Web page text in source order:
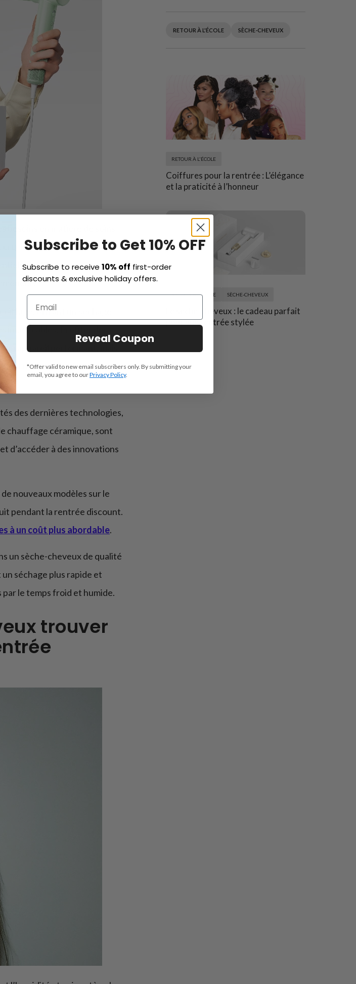
en matière de soins
crucial d’investir dans certains
et utilisés
offrant un séchage
Profiter des
appareil performant, mais
une excellente
des dernières technologies,
chauffage céramique, sont
d’accéder à des innovations
de nouveaux modèles sur le
pendant la rentrée discount.
à un coût plus abordable.
un sèche-cheveux de qualité
séchage plus rapide et
le temps froid et humide.
trouver
RETOUR À L'ÉCOLE SÈCHE-CHEVEUX
RETOUR À L'ÉCOLE
Coiffures pour la rentrée : L’élégance
et la praticité à l’honneur
RETOUR À L'ÉCOLE SÈCHE-CHEVEUX
Le sèche-cheveux : le cadeau parfait
pour une rentrée stylée
Subscribe to Get 10% OFF
Subscribe to receive 10% off first-order
discounts & exclusive holiday offers.
Reveal Coupon
*Offer valid to new email subscribers only. By submitting your
email, you agree to ourPrivacy Policy.